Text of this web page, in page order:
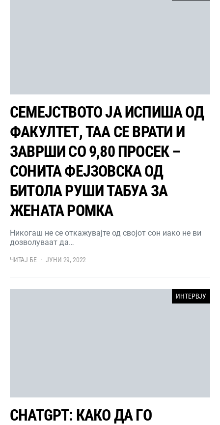
СЕМЕЈСТВОТО ЈА ИСПИША ОД
ФАКУЛТЕТ, ТАА СЕ ВРАТИ И
ЗАВРШИ СО 9,80 ПРОСЕК –
СОНИТА ФЕЈЗОВСКА ОД
БИТОЛА РУШИ ТАБУА ЗА
ЖЕНАТА РОМКА
Никогаш не се откажувајте од својот сон иако не ви
дозволуваат да…
ЧИТАЈ БЕ ЈУНИ 29, 2022
ИНТЕРВЈУ
CHATGPT: КАКО ДА ГО